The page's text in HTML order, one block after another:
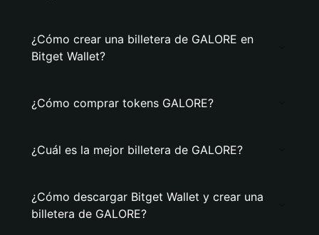
¿Cómo crear una billetera de GALORE en
Bitget Wallet?
¿Cómo comprar tokens GALORE?
¿Cuál es la mejor billetera de GALORE?
¿Cómo descargar Bitget Wallet y crear una
billetera de GALORE?